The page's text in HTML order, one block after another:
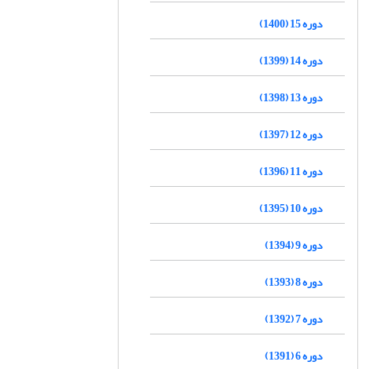
دوره 15 (1400)
دوره 14 (1399)
دوره 13 (1398)
دوره 12 (1397)
دوره 11 (1396)
دوره 10 (1395)
دوره 9 (1394)
دوره 8 (1393)
دوره 7 (1392)
دوره 6 (1391)